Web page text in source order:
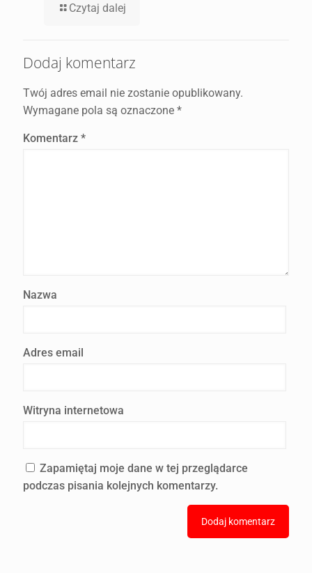
Czytaj dalej
Dodaj komentarz
Twój adres email nie zostanie opublikowany.
Wymagane pola są oznaczone *
Komentarz *
Nazwa
Adres email
Witryna internetowa
Zapamiętaj moje dane w tej przeglądarce
podczas pisania kolejnych komentarzy.